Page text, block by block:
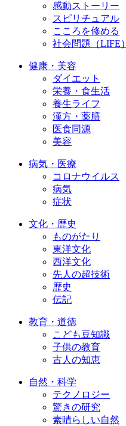
感動ストーリー
スピリチュアル
こころを修める
社会問題（LIFE）
健康・美容
ダイエット
栄養・食生活
養生ライフ
漢方・薬膳
医食同源
美容
病気・医療
コロナウイルス
病気
症状
文化・歴史
ものがたり
東洋文化
西洋文化
先人の超技術
歴史
伝記
教育・道徳
こども豆知識
子供の教育
古人の知恵
自然・科学
テクノロジー
驚きの研究
素晴らしい自然